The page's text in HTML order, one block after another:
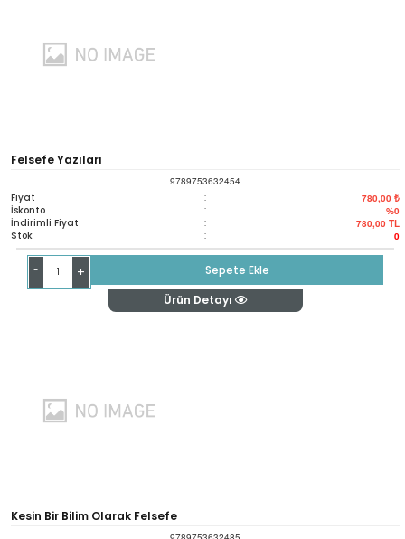
Felsefe Yazıları
9789753632454
Fiyat : 780,00 ₺
İskonto : %0
İndirimli Fiyat : 780,00 TL
Stok : 0
- +
Sepete Ekle
Ürün Detayı
Kesin Bir Bilim Olarak Felsefe